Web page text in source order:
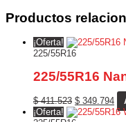
Productos
¡Oferta!
225/55R16
225/55R16
$411.523 $ 349.794
¡Oferta!